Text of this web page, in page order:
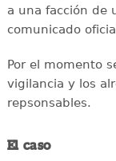
a una facción de
comunicado
Por el momento
vigilancia y los
repsonsables.
El caso